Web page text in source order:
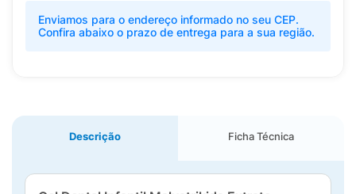
Enviamos para o endereço informado no seu CEP.
Confira abaixo o prazo de entrega para a sua região.
Descrição Ficha Técnica